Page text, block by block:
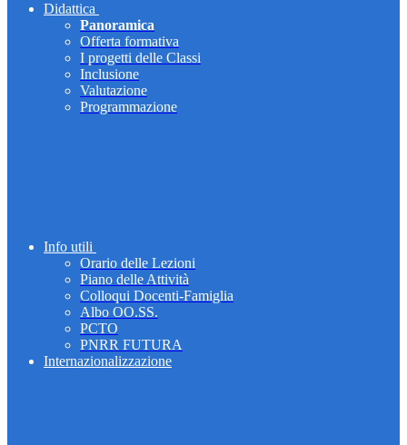
Didattica
Panoramica
Offerta formativa
I progetti delle Classi
Inclusione
Valutazione
Programmazione
Info utili
Orario delle Lezioni
Piano delle Attività
Colloqui Docenti-Famiglia
Albo OO.SS.
PCTO
PNRR FUTURA
Internazionalizzazione